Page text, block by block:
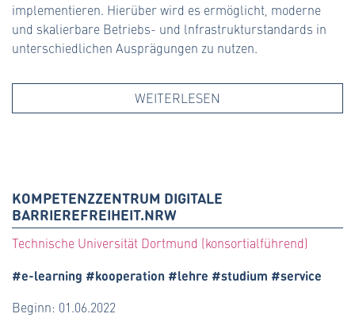
implementieren. Hierüber wird es ermöglicht, moderne
und skalierbare Betriebs- und lnfrastrukturstandards in
unterschiedlichen Ausprägungen zu nutzen.
WEITERLESEN
KOMPETENZZENTRUM DIGITALE
BARRIEREFREIHEIT.NRW
Technische Universität Dortmund (konsortialführend)
#e-learning #kooperation #lehre #studium #service
Beginn: 01.06.2022